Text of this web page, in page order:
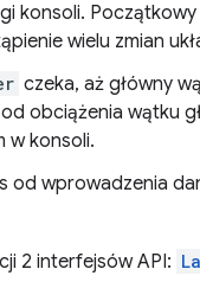
konsoli. Początkowy
wielu zmian
czeka, aż główny
obciążenia wątku
w konsoli.
od wprowadzenia
2 interfejsów API: